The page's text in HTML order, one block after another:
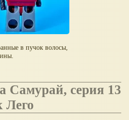
в пучок волосы,
Лего